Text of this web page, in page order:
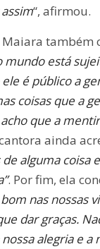
“, afirmou.
Maiara também
mundo está
é público a
coisas que a
que a
ainda
alguma coisa
. Por fim, ela
nas nossas
dar graças.
alegria e a